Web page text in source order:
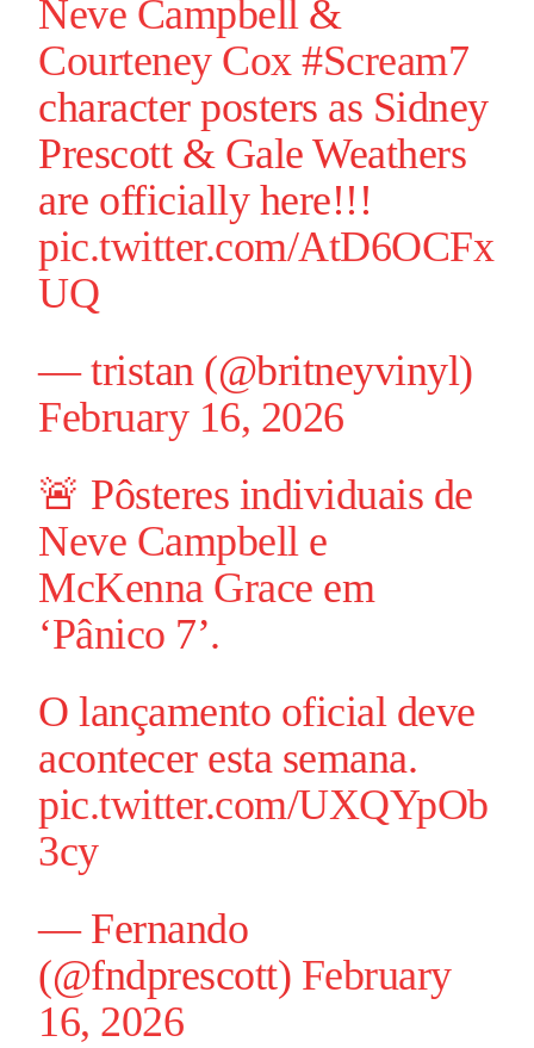
Neve Campbell&
Courteney Cox #Scream7
character posters as Sidney
Prescott & Gale Weathers
are officially here!!!
pic.twitter.com/AtD6OCFx
UQ
— tristan (@britneyvinyl)
February 16, 2026
🚨 Pôsteres individuais de
Neve Campbelle
McKenna Grace em
‘Pânico 7’.
O lançamento oficial deve
acontecer esta semana.
pic.twitter.com/UXQYpOb
3cy
— Fernando
(@fndprescott) February
16, 2026